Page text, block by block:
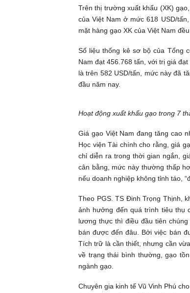
Trên thị trường xuất khẩu (XK)
của Việt Nam ở mức 618 USD/
mặt hàng gạo XK của Việt Nam
Số liệu thống kê sơ bộ của Tổng
Nam đạt 456.768 tấn, với trị giá
là trên 582 USD/tấn, mức này đã
đầu năm nay.
Hoạt động xuất khẩu gạo trong 7
Giá gạo Việt Nam đang tăng cao
Học viện Tài chính cho rằng, giá
chỉ diễn ra trong thời gian ngắn,
cân bằng, mức này thường thấp
nếu doanh nghiệp không tỉnh táo,
Theo PGS. TS Đinh Trọng Thịnh,
ảnh hưởng đến quá trình tiêu thụ
lương thực thì điều đầu tiên
bán được đến đâu. Bởi việc bán
Tích trữ là cần thiết, nhưng cần
về trạng thái bình thường, gạo
ngành gạo.
Chuyên gia kinh tế Vũ Vinh Phú